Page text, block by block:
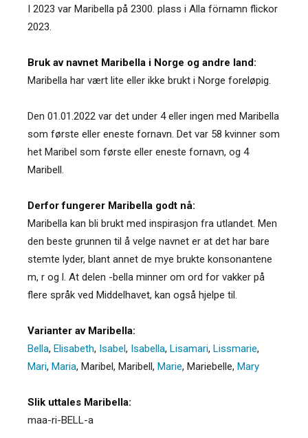
I 2023 var Maribella på 2300. plass i Alla förnamn flickor
2023.
Bruk av navnet Maribella i Norge og andre land:
Maribella har vært lite eller ikke brukt i Norge foreløpig.
Den 01.01.2022 var det under 4 eller ingen med Maribella
som første eller eneste fornavn. Det var 58 kvinner som
het Maribel som første eller eneste fornavn, og 4
Maribell.
Derfor fungerer Maribella godt nå:
Maribella kan bli brukt med inspirasjon fra utlandet. Men
den beste grunnen til å velge navnet er at det har bare
stemte lyder, blant annet de mye brukte konsonantene
m, r og l. At delen -bella minner om ord for vakker på
flere språk ved Middelhavet, kan også hjelpe til.
Varianter av Maribella:
Bella, Elisabeth, Isabel, Isabella, Lisamari, Lissmarie,
Mari, Maria, Maribel, Maribell, Marie, Mariebelle, Mary
Slik uttales Maribella:
maa-ri-BELL-a